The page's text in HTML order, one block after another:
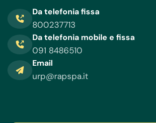
Da telefonia fissa
800237713
Da telefonia mobile e fissa
091 8486510
Email
urp@rapspa.it